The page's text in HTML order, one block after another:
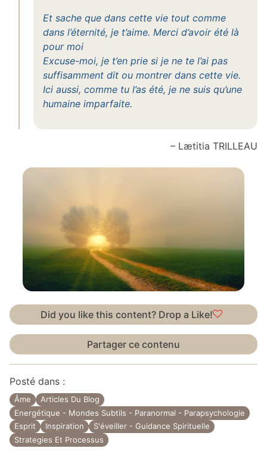
Et sache que dans cette vie tout comme
dans l’éternité, je t’aime. Merci d’avoir été là
pour moi
Excuse-moi, je t’en prie si je ne te l’ai pas
suffisamment dit ou montrer dans cette vie.
Ici aussi, comme tu l’as été, je ne suis qu’une
humaine imparfaite.
– Lætitia TRILLEAU
Did you like this content? Drop a Like!
Partager ce contenu
Posté dans :
Âme
Articles Du Blog
Energétique - Mondes Subtils - Paranormal - Parapsychologie
Esprit
Inspiration
S'éveiller - Guidance Spirituelle
Strategies Et Processus